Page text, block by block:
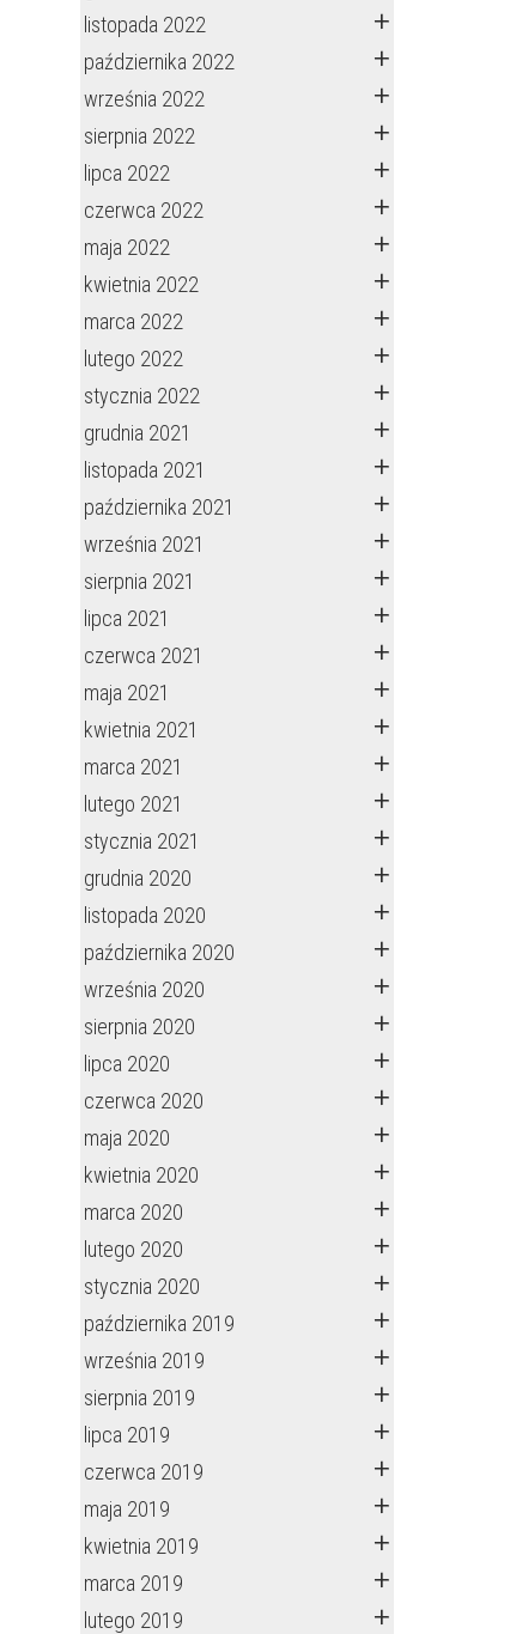
listopada 2022
października 2022
września 2022
sierpnia 2022
lipca 2022
czerwca 2022
maja 2022
kwietnia 2022
marca 2022
lutego 2022
stycznia 2022
grudnia 2021
listopada 2021
października 2021
września 2021
sierpnia 2021
lipca 2021
czerwca 2021
maja 2021
kwietnia 2021
marca 2021
lutego 2021
stycznia 2021
grudnia 2020
listopada 2020
października 2020
września 2020
sierpnia 2020
lipca 2020
czerwca 2020
maja 2020
kwietnia 2020
marca 2020
lutego 2020
stycznia 2020
października 2019
września 2019
sierpnia 2019
lipca 2019
czerwca 2019
maja 2019
kwietnia 2019
marca 2019
lutego 2019